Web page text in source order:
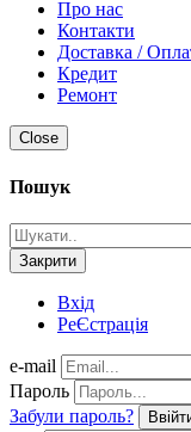
Про нас
Контакти
Доставка /
Кредит
Ремонт
Close
Пошук
Закрити
Вхід
РеЄстрація
e-mail
Пароль
Забули пароль?